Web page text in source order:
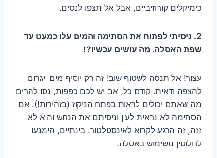
כימיקלים קורוזיביים, אבל אל תצפו לנסים.
2. ניסיתי לפתוח את הסתימה והמים עלו כמעט עד
שפת האסלה. מה עושים עכשיו?!
עצור! אל תנסה לשטוף שוב! זה רק יוסיף מים ויגרום
להצפה ודאית. קודם כל, אם יש לכם כפפות, נסו להרים
מה שאתם יכולים לראות בפתח הניקוז (בזהירות!). אם
הסתימה לא נראית לעין וניסיתם את הנחש והיא לא
זזה, זה הרגע לקרוא לאינסטלטור. בינתיים, הימנעו
לחלוטין משימוש באסלה.